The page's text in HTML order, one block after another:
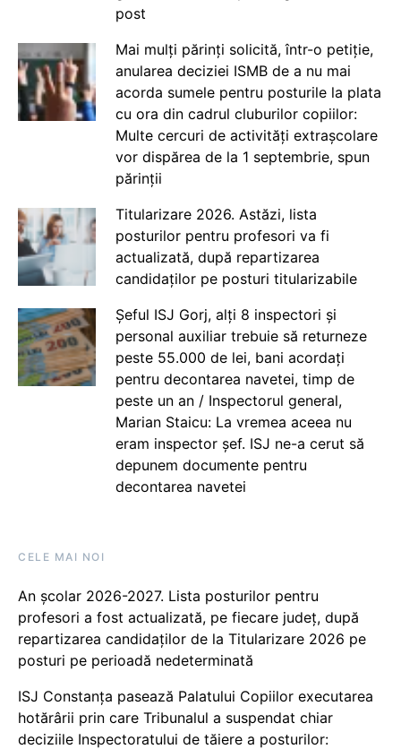
post
Mai mulți părinți solicită, într-o petiție,
anularea deciziei ISMB de a nu mai
acorda sumele pentru posturile la plata
cu ora din cadrul cluburilor copiilor:
Multe cercuri de activități extrașcolare
vor dispărea de la 1 septembrie, spun
părinții
Titularizare 2026. Astăzi, lista
posturilor pentru profesori va fi
actualizată, după repartizarea
candidaților pe posturi titularizabile
Șeful ISJ Gorj, alți 8 inspectori și
personal auxiliar trebuie să returneze
peste 55.000 de lei, bani acordați
pentru decontarea navetei, timp de
peste un an / Inspectorul general,
Marian Staicu: La vremea aceea nu
eram inspector șef. ISJ ne-a cerut să
depunem documente pentru
decontarea navetei
CELE MAI NOI
An școlar 2026-2027. Lista posturilor pentru
profesori a fost actualizată, pe fiecare județ, după
repartizarea candidaților de la Titularizare 2026 pe
posturi pe perioadă nedeterminată
ISJ Constanța pasează Palatului Copiilor executarea
hotărârii prin care Tribunalul a suspendat chiar
deciziile Inspectoratului de tăiere a posturilor: